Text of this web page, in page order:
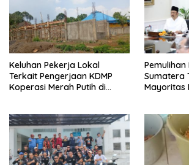
Keluhan Pekerja Lokal
Terkait Pengerjaan KDMP
Koperasi Merah Putih di
Sumatera
Mayoritas